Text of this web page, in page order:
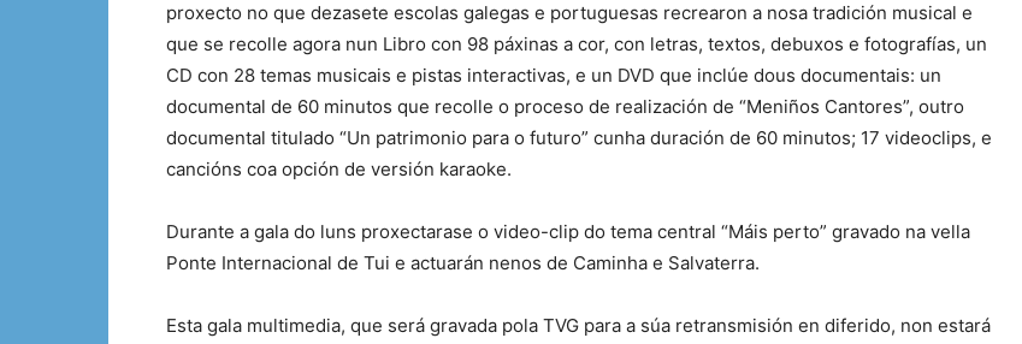
proxecto no que dezasete escolas galegas e portuguesas recrearon a nosa tradición musical e
que se recolle agora nun Libro con 98 páxinas a cor, con letras, textos, debuxos e fotografías, un
CD con 28 temas musicais e pistas interactivas, e un DVD que inclúe dous documentais: un
documental de 60 minutos que recolle o proceso de realización de “Meniños Cantores”, outro
documental titulado “Un patrimonio para o futuro” cunha duración de 60 minutos; 17 videoclips, e
cancións coa opción de versión karaoke.
Durante a gala do luns proxectarase o video-clip do tema central “Máis perto” gravado na vella
Ponte Internacional de Tui e actuarán nenos de Caminha e Salvaterra.
Esta gala multimedia, que será gravada pola TVG para a súa retransmisión en diferido, non estará